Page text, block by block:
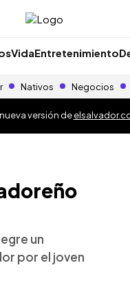
VidaEntretenimiento
Nativos Negocios
versión de
un
por el joven